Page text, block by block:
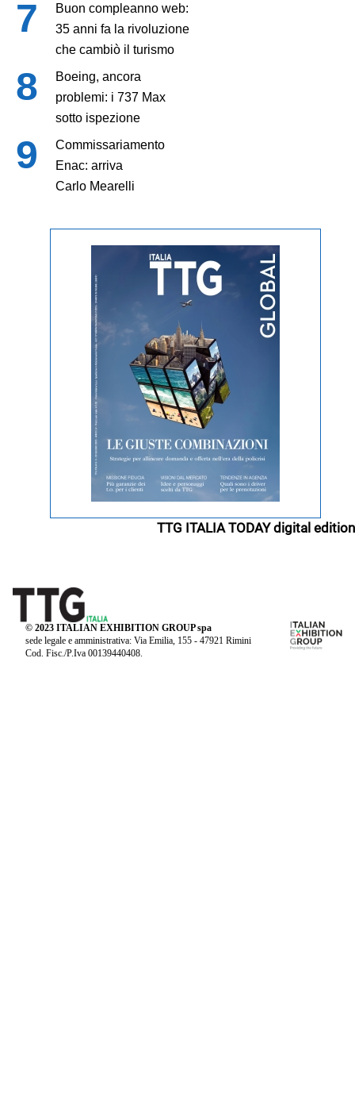
Buon compleanno web:
35 anni fa la rivoluzione
che cambiò il turismo
Boeing, ancora
problemi: i 737 Max
sotto ispezione
Commissariamento
Enac: arriva
Carlo Mearelli
TTG ITALIA TODAY digital edition
© 2023 ITALIAN EXHIBITION GROUP spa
sede legale e amministrativa: Via Emilia, 155 - 47921 Rimini
Cod. Fisc./P.Iva 00139440408.